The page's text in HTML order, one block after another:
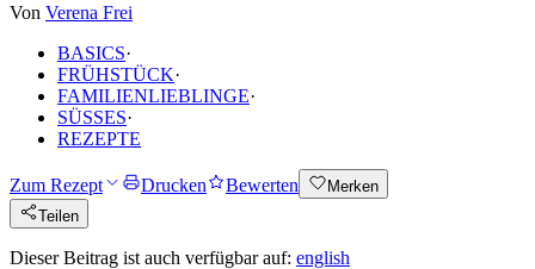
Von Verena Frei
BASICS·
FRÜHSTÜCK·
FAMILIENLIEBLINGE·
SÜSSES·
REZEPTE
Zum Rezept Drucken Bewerten
Merken
Teilen
Dieser Beitrag ist auch verfügbar auf: english